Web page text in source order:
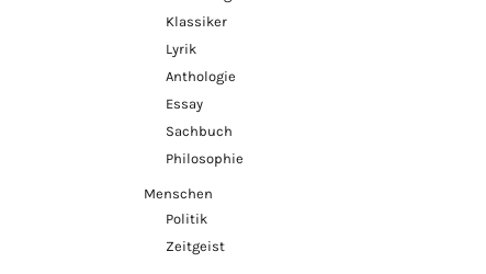
Klassiker
Lyrik
Anthologie
Essay
Sachbuch
Philosophie
Menschen
Politik
Zeitgeist